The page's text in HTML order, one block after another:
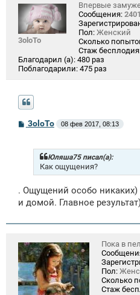
3oloTo
Впервые
Сообщения: 2401
Пол: Женский
Сколько
Стаж
Благодарил (а): 480 раз
Поблагодарили: 475 раз
С
е
3oloTo 08 фев 2017, 08:13
Юляша75 писал(а):
Как ощущения?
. Ощущений особо
и домой. Главное
Пока в
Пол:
Сколько
Стаж